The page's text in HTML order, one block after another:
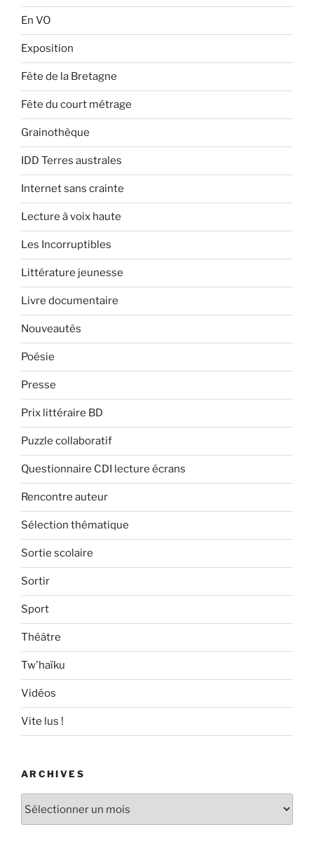
En VO
Exposition
Fête de la Bretagne
Fête du court métrage
Grainothèque
IDD Terres australes
Internet sans crainte
Lecture à voix haute
Les Incorruptibles
Littérature jeunesse
Livre documentaire
Nouveautés
Poésie
Presse
Prix littéraire BD
Puzzle collaboratif
Questionnaire CDI lecture écrans
Rencontre auteur
Sélection thématique
Sortie scolaire
Sortir
Sport
Théâtre
Tw'haïku
Vidéos
Vite lus !
ARCHIVES